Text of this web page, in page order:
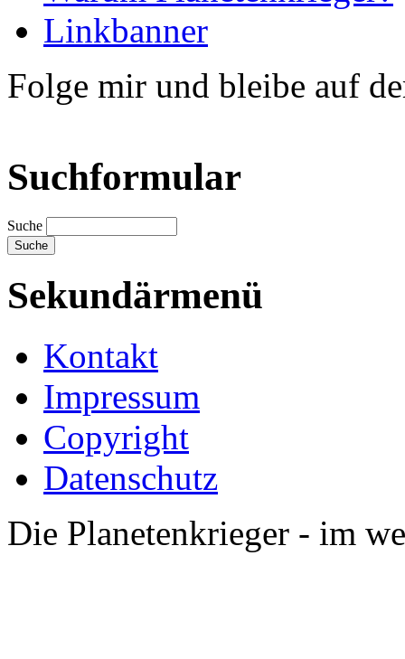
Linkbanner
Folge mir und bleibe auf
Suchformular
Suche
Sekundärmenü
Kontakt
Impressum
Copyright
Datenschutz
Die Planetenkrieger - im